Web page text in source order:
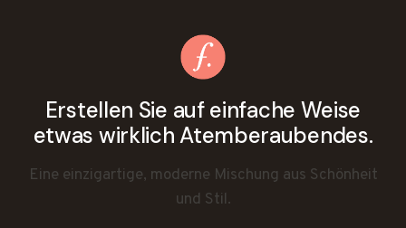
Erstellen Sie auf einfache Weise
etwas wirklich Atemberaubendes.
Eine einzigartige, moderne Mischung aus Schönheit
und Stil.